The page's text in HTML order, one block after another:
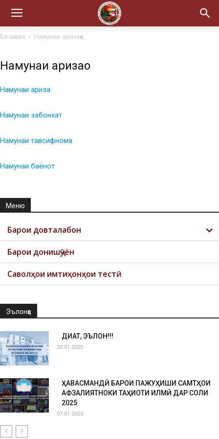
Ба аввал Намунаи аризаҳо
Намунаи аризаҳо
Намунаи ариза
Намунаи забонхат
Намунаи тавсифнома
Намунаи баёнот
Меню
Барои довталабон
Барои донишҷӯён
Саволҳои имтиҳонҳои тестӣ
Эълонҳо
ДИҚҚАТ, ЭЪЛОН!!!
23.01.2025
ҲАВАСМАНДӢ БАРОИ ПАЖУҲИШИ САМТҲОИ
АФЗАЛИЯТНОКИ ТАҲҚИҚОТИ ИЛМӢ ДАР СОЛИ
2025
07.01.2025